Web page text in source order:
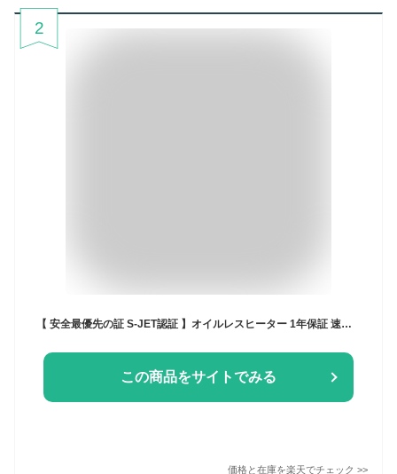
2
【 安全最優先の証 S-JET認証 】オイルレスヒーター 1年保証 速暖 キャスター リモコン 付き ヒーター オイルフリーヒーター オイルヒーター 8畳 オフタイマー オンタイマー ホワイト ブラック 白 黒 電気ヒーター 省エネ 電気代
この商品をサイトでみる
価格と在庫を楽天でチェック >>